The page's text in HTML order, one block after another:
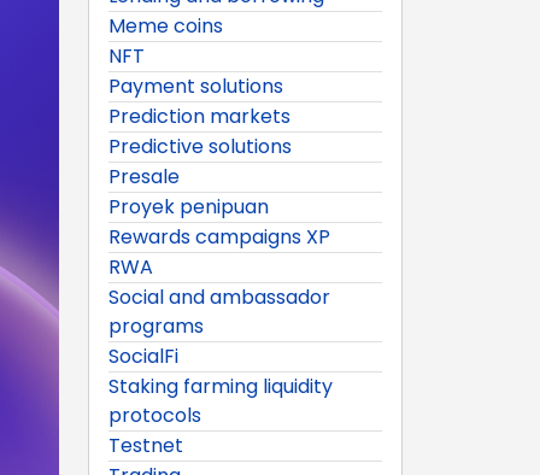
Meme coins
NFT
Payment solutions
Prediction markets
Predictive solutions
Presale
Proyek penipuan
Rewards campaigns XP
RWA
Social and ambassador
programs
SocialFi
Staking farming liquidity
protocols
Testnet